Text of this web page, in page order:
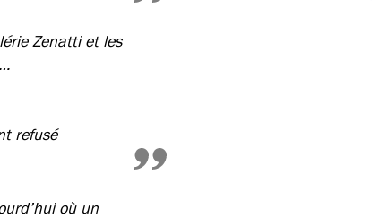
Zenatti et les
refusé
où un